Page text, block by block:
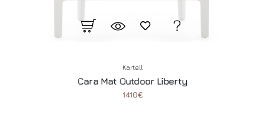
Kartell
Cara Mat Outdoor Liberty
1410€